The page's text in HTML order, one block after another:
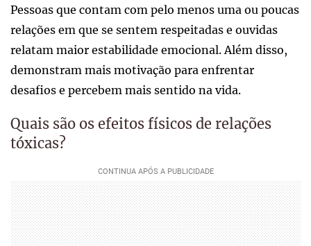
Pessoas que contam com pelo menos uma ou poucas
relações em que se sentem respeitadas e ouvidas
relatam maior estabilidade emocional. Além disso,
demonstram mais motivação para enfrentar
desafios e percebem mais sentido na vida.
Quais são os efeitos físicos de relações
tóxicas?